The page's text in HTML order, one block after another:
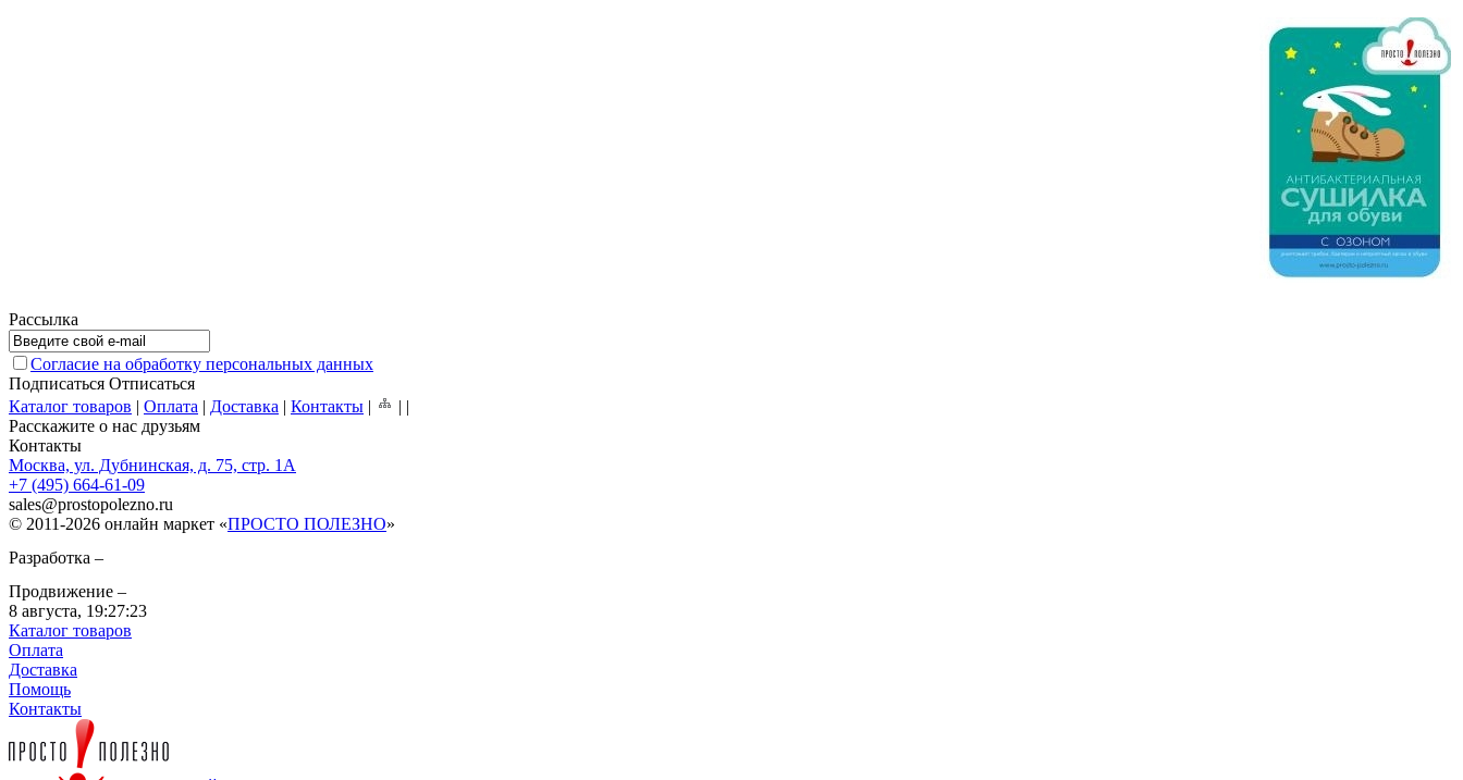
Рассылка
Согласие на обработку персональных данных
Подписаться Отписаться
Каталог товаров | Оплата | Доставка | Контакты | | |
Расскажите о нас друзьям
Контакты
Москва, ул. Дубнинская, д. 75, стр. 1А
+7 (495) 664-61-09
sales@prostopolezno.ru
© 2011-2026 онлайн маркет «ПРОСТО ПОЛЕЗНО»
Разработка –
Продвижение –
8 августа, 19:27:23
Каталог товаров
Оплата
Доставка
Помощь
Контакты